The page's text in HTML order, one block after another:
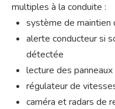
multiples à la conduite :
système de maintien
alerte conducteur si
détectée
lecture des
régulateur de
caméra et radars de